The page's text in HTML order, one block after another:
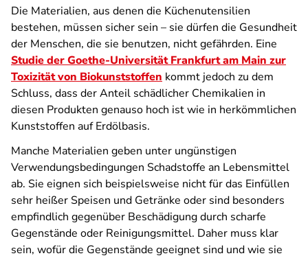
Die Materialien, aus denen die Küchenutensilien
bestehen, müssen sicher sein – sie dürfen die Gesundheit
der Menschen, die sie benutzen, nicht gefährden. Eine
Studie der Goethe-Universität Frankfurt am Main zur
Toxizität von Biokunststoffen kommt jedoch zu dem
Schluss, dass der Anteil schädlicher Chemikalien in
diesen Produkten genauso hoch ist wie in herkömmlichen
Kunststoffen auf Erdölbasis.
Manche Materialien geben unter ungünstigen
Verwendungsbedingungen Schadstoffe an Lebensmittel
ab. Sie eignen sich beispielsweise nicht für das Einfüllen
sehr heißer Speisen und Getränke oder sind besonders
empfindlich gegenüber Beschädigung durch scharfe
Gegenstände oder Reinigungsmittel. Daher muss klar
sein, wofür die Gegenstände geeignet sind und wie sie